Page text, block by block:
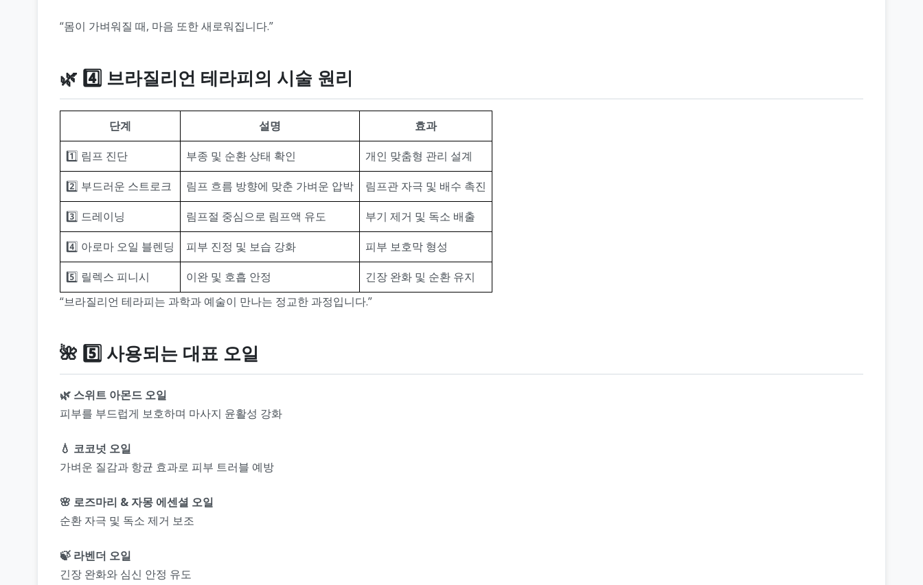
“몸이 가벼워질 때, 마음 또한 새로워집니다.”
🌿 4️⃣ 브라질리언 테라피의 시술 원리
단계 설명
효과
1️⃣ 림프 진단
부종 및 순환 상태 확인
개인 맞춤형 관리 설계
2️⃣ 부드러운 스트로크
림프 흐름 방향에 맞춘 가벼운 압박
림프관 자극 및 배수 촉진
3️⃣ 드레이닝
림프절 중심으로 림프액 유도
부기 제거 및 독소 배출
4️⃣ 아로마 오일 블렌딩
피부 진정 및 보습 강화
피부 보호막 형성
5️⃣ 릴렉스 피니시
이완 및 호흡 안정
긴장 완화 및 순환 유지
“브라질리언 테라피는 과학과 예술이 만나는 정교한 과정입니다.”
🌺 5️⃣ 사용되는 대표 오일
🌿 스위트 아몬드 오일
피부를 부드럽게 보호하며 마사지 윤활성 강화
💧 코코넛 오일
가벼운 질감과 항균 효과로 피부 트러블 예방
🌸 로즈마리 & 자몽 에센셜 오일
순환 자극 및 독소 제거 보조
🍃 라벤더 오일
긴장 완화와 심신 안정 유도